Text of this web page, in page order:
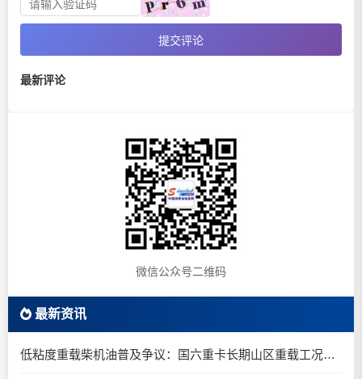
提交评论
最新评论
微信公众号二维码
最新资讯
低粘度重载柴机油普及争议：国六重卡长期山区重载工况是否适合0W-20柴油机油？